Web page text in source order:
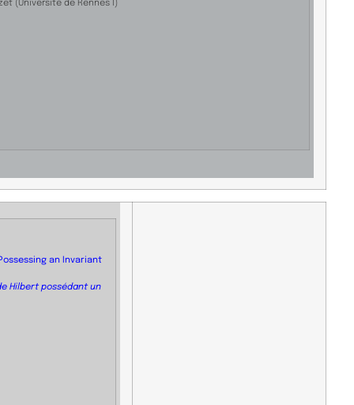
(Université de Rennes I)
an Invariant
Hilbert possédant un